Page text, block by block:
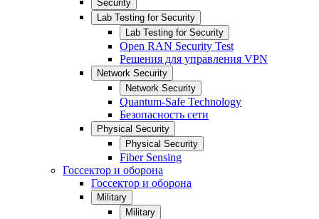
Security
Lab Testing for Security
Lab Testing for Security
Open RAN Security Test
Решения для управления VPN
Network Security
Network Security
Quantum-Safe Technology
Безопасность сети
Physical Security
Physical Security
Fiber Sensing
Госсектор и оборона
Госсектор и оборона
Military
Military